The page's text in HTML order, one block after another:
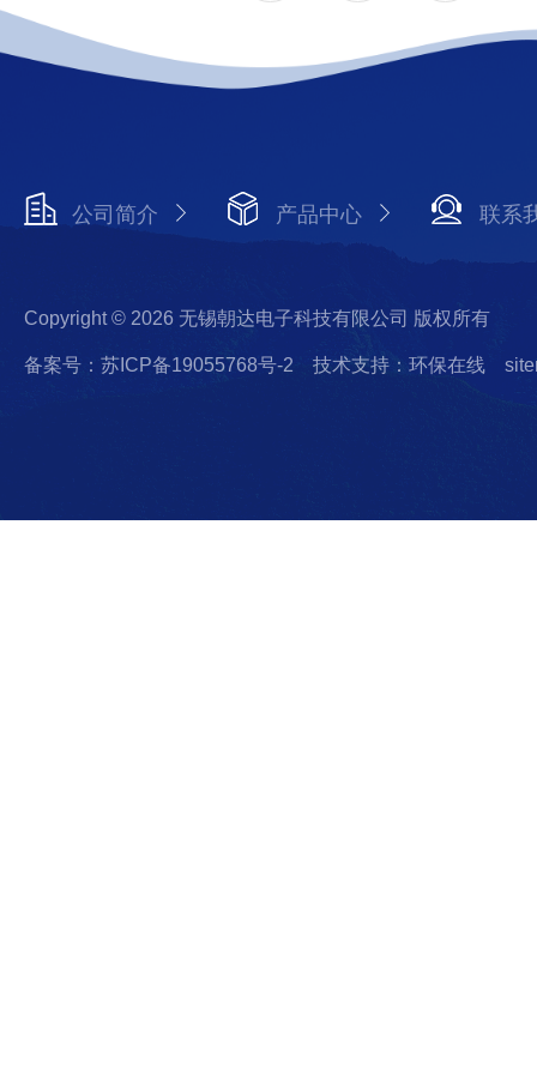
公司简介 产品中心 联系
Copyright © 2026 无锡朝达电子科技有限公司 版权所有
备案号：苏ICP备19055768号-2 技术支持：环保在线